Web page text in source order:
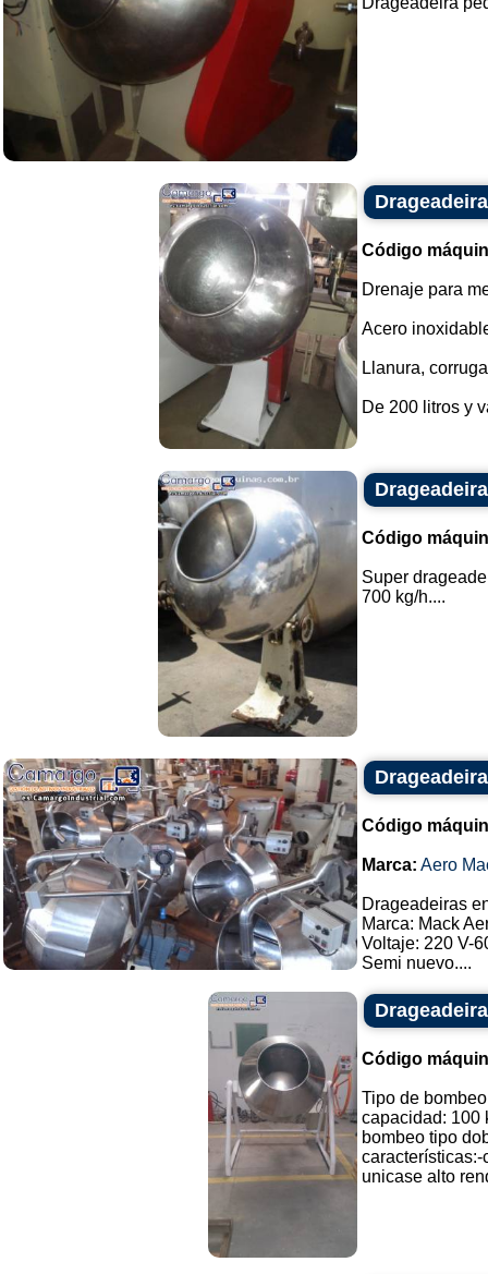
Código
Drenaje para
Acero
Llanura,
De 200 litros y
Drageadeira
Código
Super
700 kg/h....
Código
Marca: Aero
Drageadeiras
Marca: Mack
Voltaje: 220 V-
Semi nuevo....
Código
Tipo de
capacidad: 100
bombeo tipo
unicase alto